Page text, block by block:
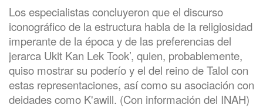
Los especialistas concluyeron que el discurso
iconográfico de la estructura habla de la religiosidad
imperante de la época y de las preferencias del
jerarca Ukit Kan Lek Took’, quien, probablemente,
quiso mostrar su poderío y el del reino de Talol con
estas representaciones, así como su asociación con
deidades como K'awill. (Con información del INAH)